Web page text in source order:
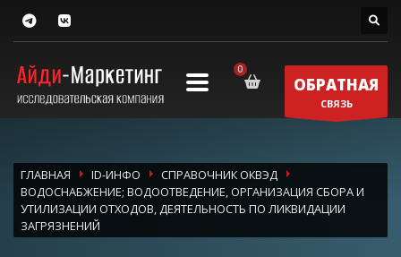
ОБРАТНАЯ
СВЯЗЬ
ГЛАВНАЯ ID-ИНФО
СПРАВОЧНИК ОКВЭД
ВОДОСНАБЖЕНИЕ; ВОДООТВЕДЕНИЕ, ОРГАНИЗАЦИЯ СБОРА И
УТИЛИЗАЦИИ ОТХОДОВ, ДЕЯТЕЛЬНОСТЬ ПО ЛИКВИДАЦИИ
ЗАГРЯЗНЕНИЙ